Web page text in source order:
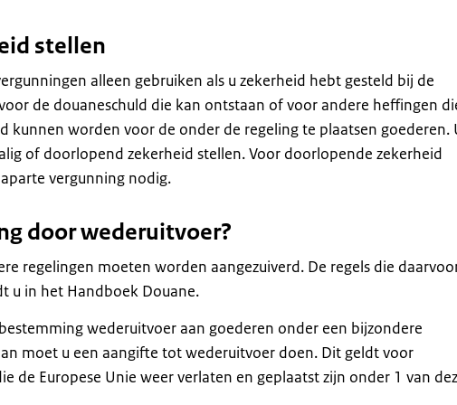
stellen
alleen gebruiken als u zekerheid hebt gesteld bij de
de douaneschuld die kan ontstaan of voor andere heffingen
kunnen worden voor de onder de regeling te plaatsen goederen.
of doorlopend zekerheid stellen. Voor doorlopende zekerheid
vergunning nodig.
door wederuitvoer?
regelingen moeten worden aangezuiverd. De regels die
u in het Handboek Douane.
wederuitvoer aan goederen onder een bijzondere
moet u een aangifte tot wederuitvoer doen. Dit geldt voor
de Europese Unie weer verlaten en geplaatst zijn onder 1 van